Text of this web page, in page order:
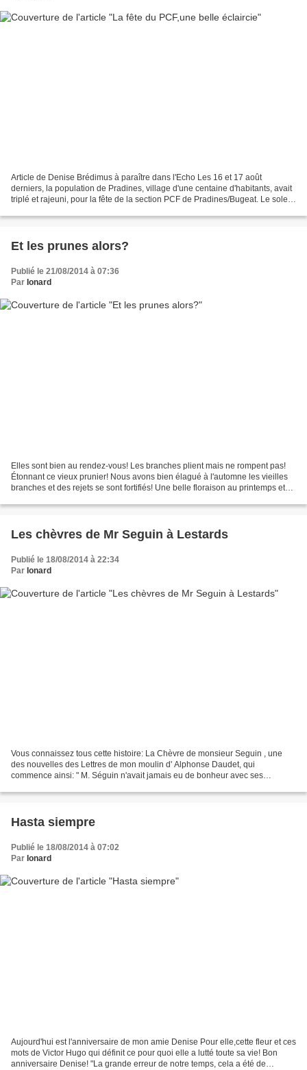
Article de Denise Brédimus à paraître dans l'Echo Les 16 et 17 août
derniers, la population de Pradines, village d'une centaine d'habitants, avait
triplé et rajeuni, pour la fête de la section PCF de Pradines/Bugeat. Le soleil
Et les prunes alors?
Publié le 21/08/2014 à 07:36
Par Ionard
Elles sont bien au rendez-vous! Les branches plient mais ne rompent pas!
Étonnant ce vieux prunier! Nous avons bien élagué à l'automne les vieilles
branches et des rejets se sont fortifiés! Une belle floraison au printemps et
Les chèvres de Mr Seguin à Lestards
Publié le 18/08/2014 à 22:34
Par Ionard
Vous connaissez tous cette histoire: La Chèvre de monsieur Seguin , une
des nouvelles des Lettres de mon moulin d' Alphonse Daudet, qui
commence ainsi: " M. Séguin n'avait jamais eu de bonheur avec ses
Hasta siempre
Publié le 18/08/2014 à 07:02
Par Ionard
Aujourd'hui est l'anniversaire de mon amie Denise Pour elle,cette fleur et ces
mots de Victor Hugo qui définit ce pour quoi elle a lutté toute sa vie! Bon
anniversaire Denise! "La grande erreur de notre temps, cela a été de